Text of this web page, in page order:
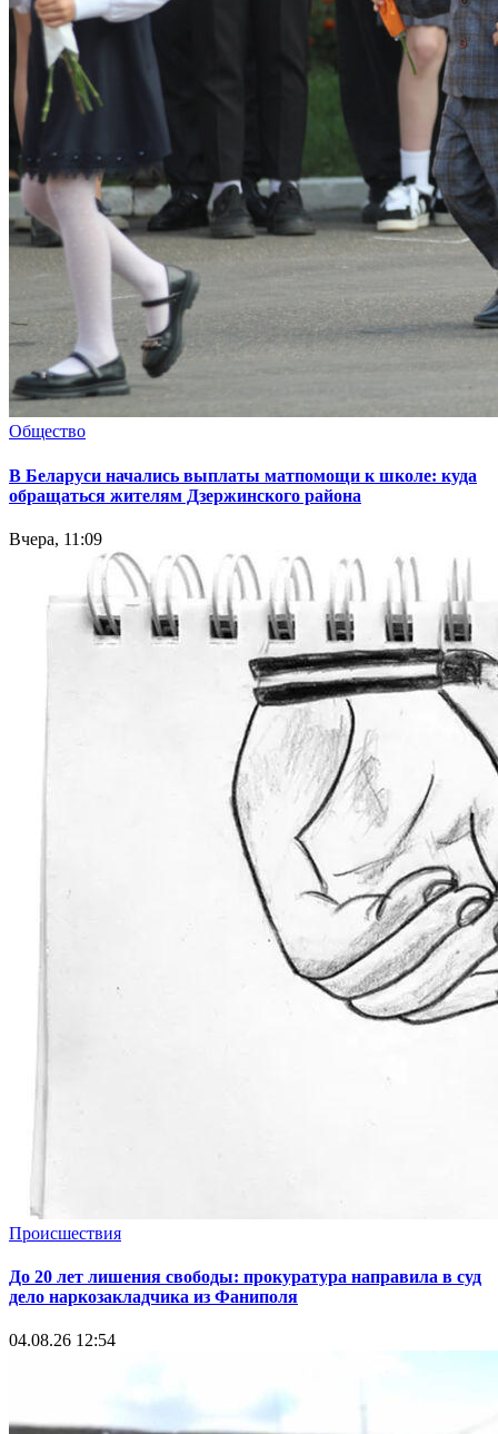
Общество
В Беларуси начались выплаты матпомощи к школе: куда
обращаться жителям Дзержинского района
Вчера, 11:09
Происшествия
До 20 лет лишения свободы: прокуратура направила в суд
дело наркозакладчика из Фаниполя
04.08.26 12:54